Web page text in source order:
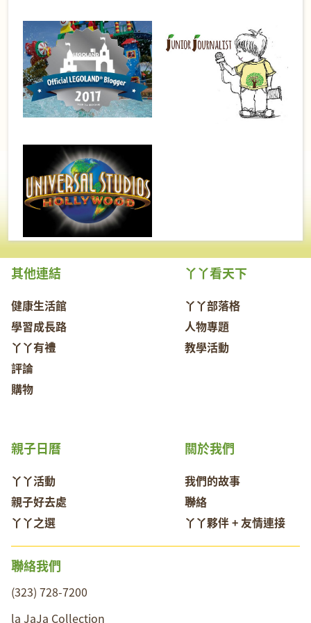
其他連結
健康生活館
學習成長路
丫丫有禮
評論
購物
丫丫看天下
丫丫部落格
人物專題
教學活動
關於我們
我們的故事
聯絡
丫丫夥伴 + 友情連接
親子日曆
丫丫活動
親子好去處
丫丫之選
聯絡我們
(323) 728-7200
la JaJa Collection